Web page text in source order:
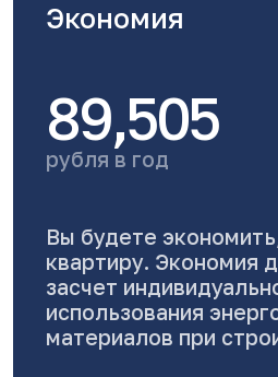
Экономия
89,505
рубля в год
Вы будете
квартиру. Экономия
засчет
использования
материалов при